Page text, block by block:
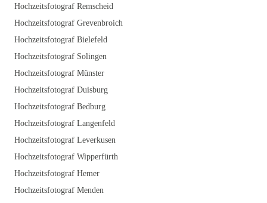
Hochzeitsfotograf Remscheid
Hochzeitsfotograf Grevenbroich
Hochzeitsfotograf Bielefeld
Hochzeitsfotograf Solingen
Hochzeitsfotograf Münster
Hochzeitsfotograf Duisburg
Hochzeitsfotograf Bedburg
Hochzeitsfotograf Langenfeld
Hochzeitsfotograf Leverkusen
Hochzeitsfotograf Wipperfürth
Hochzeitsfotograf Hemer
Hochzeitsfotograf Menden